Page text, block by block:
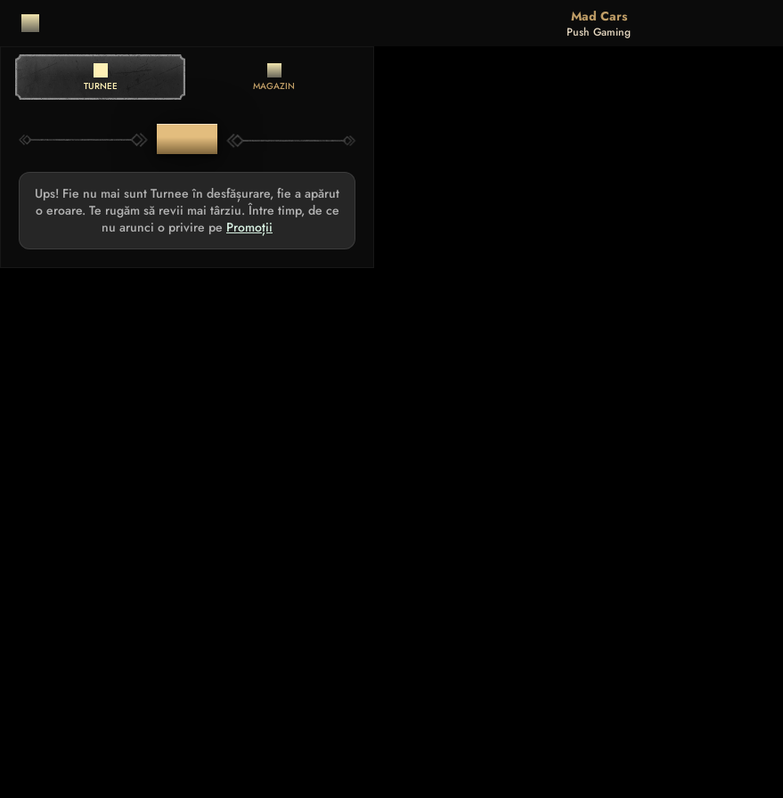
Mad Cars
Push Gaming
TURNEE MAGAZIN
TURNEE
Ups! Fie nu mai sunt Turnee în desfășurare, fie a apărut
o eroare. Te rugăm să revii mai târziu. Între timp, de ce
nu arunci o privire pe Promoții